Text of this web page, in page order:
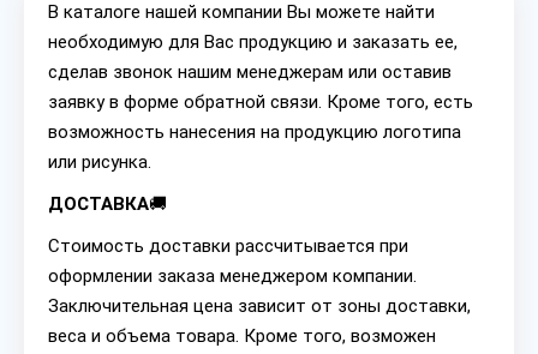
В каталоге нашей компании Вы можете найти
необходимую для Вас продукцию и заказать ее,
сделав звонок нашим менеджерам или оставив
заявку в форме обратной связи. Кроме того, есть
возможность нанесения на продукцию логотипа
или рисунка.
ДОСТАВКА🚚
Стоимость доставки рассчитывается при
оформлении заказа менеджером компании.
Заключительная цена зависит от зоны доставки,
веса и объема товара. Кроме того, возможен